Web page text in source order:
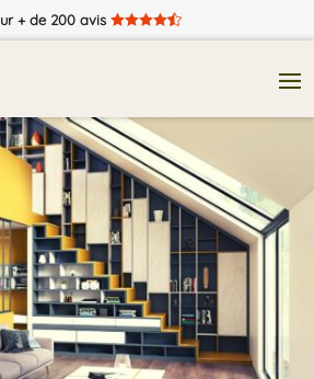
+ de 200 avis